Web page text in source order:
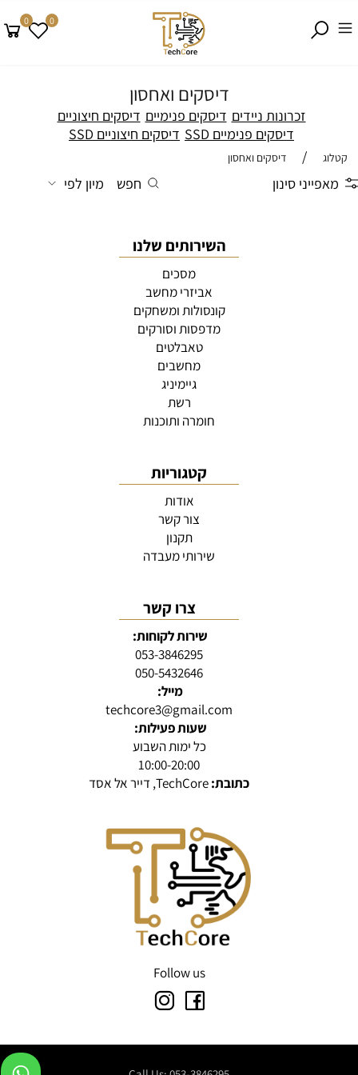
0 0
דיסקים ואחסון
זכרונות ניידים דיסקים פנימיים דיסקים חיצוניים
דיסקים פנימיים SSD
דיסקים חיצוניים SSD
קטלוג / דיסקים ואחסון
מאפייני סינון חפש מיון לפי
השירותים שלנו
מסכים
אביזרי מחשב
קונסולות ומשחקים
מדפסות וסורקים
טאבלטים
מחשבים
גיימיניג
רשת
חומרה ותוכנות
קטגוריות
אודות
צור קשר
תקנון
שירותי מעבדה
צרו קשר
שירות לקוחות:
053-3846295
050-5432646
מייל:
techcore3@gmail.com
שעות פעילות:
כל ימות השבוע
10:00-20:00
כתובת:TechCore, דייר אל אסד
Follow us